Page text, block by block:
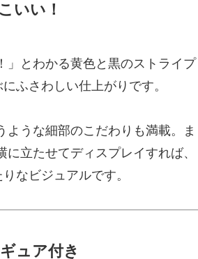
いい！
」とわかる黄色と黒のストライプ
ふさわしい仕上がりです。
うな細部のこだわりも満載。ま
立たせてディスプレイすれば、
なビジュアルです。
ュア付き